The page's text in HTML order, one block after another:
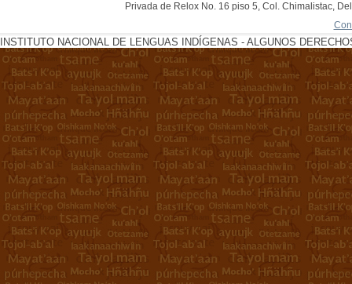
Privada de Relox No. 16 piso 5, Col. Chimalistac,
INSTITUTO NACIONAL DE LENGUAS INDÍGENAS - ALGUNOS